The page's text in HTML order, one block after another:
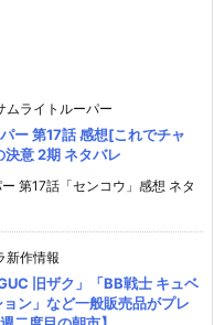
ムライトルーパー
ー 第17話 感想[これでチャ
意 2期 ネタバレ
第17話「センコウ」感想 ネタ
新作情報
旧ザク」「BB戦士 キュベ
ン」など一般販売品がプレ